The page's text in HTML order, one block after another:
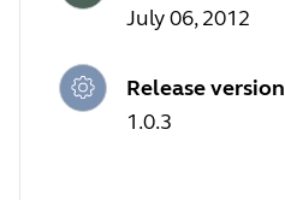
July 06, 2012
Release version
1.0.3